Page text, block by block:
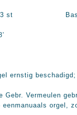
st Bassion-
ernstig
Gebr. Vermeulen
orgel,